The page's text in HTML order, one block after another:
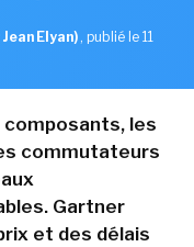
Elyan) , publié le 11
les
commutateurs
Gartner
et des délais